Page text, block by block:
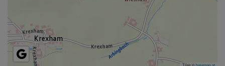
Tiles ©basemap.at